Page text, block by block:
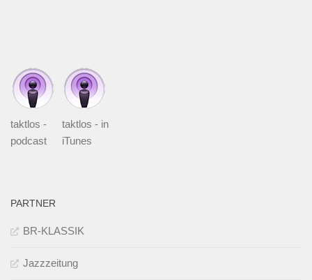
taktlos -
podcast
taktlos - in
iTunes
PARTNER
BR-KLASSIK
Jazzzeitung